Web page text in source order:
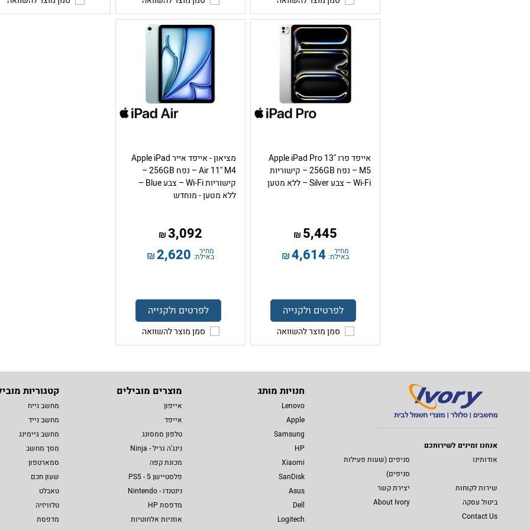
אייפד פרו Apple iPad Pro 13''
M5 – נפח 256GB – קישוריות
Wi-Fi – צבע Silver – ללא מטען
5,445
₪
מחיר
באילת: 4,614
₪
לפרטים ולקנייה
סמן מוצר להשוואה
מציאון - אייפד אייר Apple iPad
Air 11'' M4 – נפח 256GB –
קישוריות Wi-Fi – צבע Blue –
ללא מטען - מוחדש
3,092
₪
מחיר
באילת: 2,620
₪
לפרטים ולקנייה
סמן מוצר להשוואה
אנחנו זמינים לשירותכם
אודותינו
סניפים (שעות פעילות
סניפים)
שירות לקוחות
יצירת קשר
ביטול עסקה
About Ivory
Contact Us
חנויות מותג
Lenovo
Apple
Samsung
HP
Xiaomi
SanDisk
Asus
Dell
Logitech
מוצרים מובילים
אייפון
אייפד
טלפון סמסונג
נינג'ה גריל - Ninja
מכונת קפה
פלסטיישן 5 - PS5
נינטנדו - Nintendo
מדפסת HP
אוזניות אלחוטיות
קטגוריות
מחשב נייח
מחשב נייד
מחשב גיימינג
מסך מחשב
סמארטפון
שעון חכם
טאבלט
טלוויזיה
מדפסת